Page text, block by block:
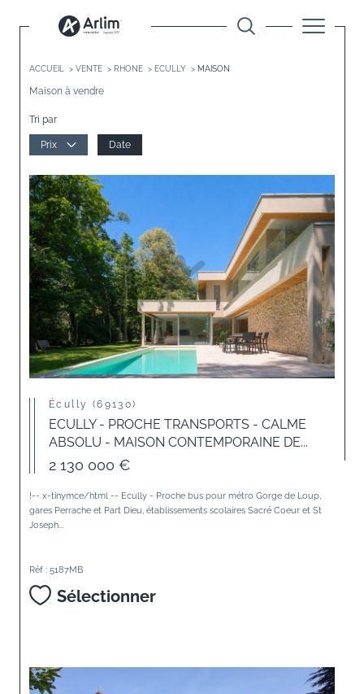
ACCUEIL VENTE RHONE ECULLY MAISON
Maison à vendre
Tri par
Prix Date
Écully (69130)
ECULLY - PROCHE TRANSPORTS - CALME
ABSOLU - MAISON CONTEMPORAINE DE...
2 130 000 €
!-- x-tinymce/html -- Ecully - Proche bus pour métro Gorge de Loup,
gares Perrache et Part Dieu, établissements scolaires Sacré Coeur et St
Joseph...
Réf : 5187MB
Sélectionner